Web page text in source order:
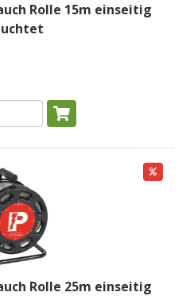
Rolle 15m einseitig
Rolle 25m einseitig